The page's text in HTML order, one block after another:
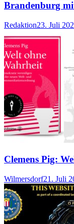
Brandenburg
Redaktion23. Juli
Clemens Pig:
Wilmersdorf21. Juli